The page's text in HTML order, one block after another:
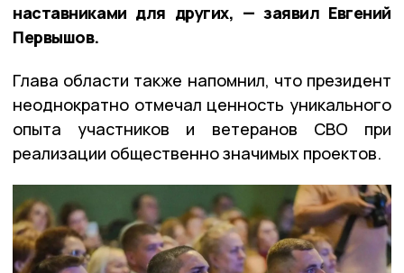
наставниками для других, — заявил Евгений
Первышов.
Глава области также напомнил, что президент
неоднократно отмечал ценность уникального
опыта участников и ветеранов СВО при
реализации общественно значимых проектов.